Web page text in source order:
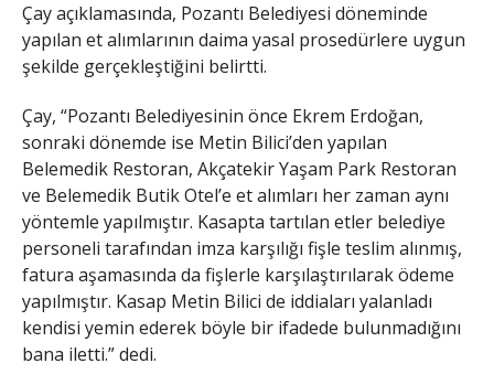
Çay açıklamasında, Pozantı Belediyesi döneminde
yapılan et alımlarının daima yasal prosedürlere uygun
şekilde gerçekleştiğini belirtti.
Çay, “Pozantı Belediyesinin önce Ekrem Erdoğan,
sonraki dönemde ise Metin Bilici’den yapılan
Belemedik Restoran, Akçatekir Yaşam Park Restoran
ve Belemedik Butik Otel’e et alımları her zaman aynı
yöntemle yapılmıştır. Kasapta tartılan etler belediye
personeli tarafından imza karşılığı fişle teslim alınmış,
fatura aşamasında da fişlerle karşılaştırılarak ödeme
yapılmıştır. Kasap Metin Bilici de iddiaları yalanladı
kendisi yemin ederek böyle bir ifadede bulunmadığını
bana iletti.” dedi.